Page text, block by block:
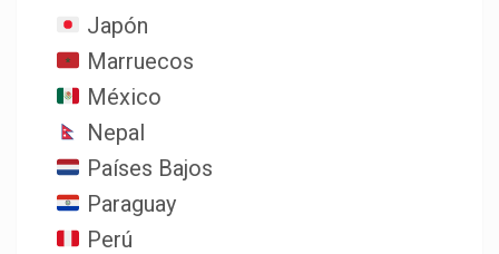
Japón
Marruecos
México
Nepal
Países Bajos
Paraguay
Perú